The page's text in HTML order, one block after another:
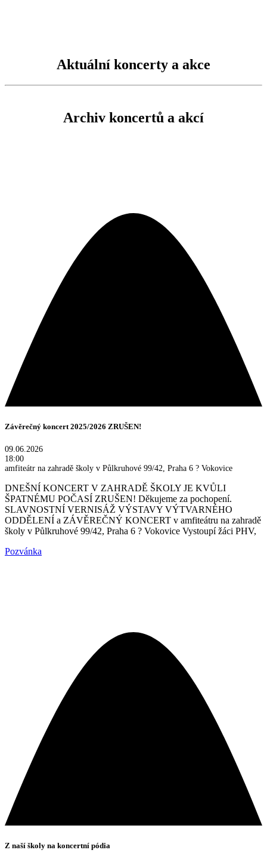
Aktuální koncerty a akce
Archiv koncertů a akcí
Závěrečný koncert 2025/2026 ZRUŠEN!
09.06.2026
18:00
amfiteátr na zahradě školy v Půlkruhové 99/42, Praha 6 ? Vokovice
DNEŠNÍ KONCERT V ZAHRADĚ ŠKOLY JE KVŮLI
ŠPATNÉMU POČASÍ ZRUŠEN! Děkujeme za pochopení.
SLAVNOSTNÍ VERNISÁŽ VÝSTAVY VÝTVARNÉHO
ODDĚLENÍ a ZÁVĚREČNÝ KONCERT v amfiteátru na zahradě
školy v Půlkruhové 99/42, Praha 6 ? Vokovice Vystoupí žáci PHV,
Pozvánka
Z naší školy na koncertní pódia